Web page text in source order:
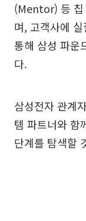
(Mentor) 등 칩
며, 고객사에
통해 삼성 파운
다.
삼성전자 관계
템 파트너와 함
단계를 탐색할